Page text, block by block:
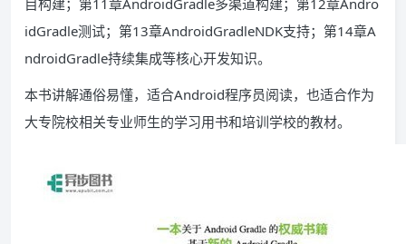
目构建；第11章AndroidGradle多渠道构建；第12章Andro
idGradle测试；第13章AndroidGradleNDK支持；第14章A
ndroidGradle持续集成等核心开发知识。
本书讲解通俗易懂，适合Android程序员阅读，也适合作为
大专院校相关专业师生的学习用书和培训学校的教材。